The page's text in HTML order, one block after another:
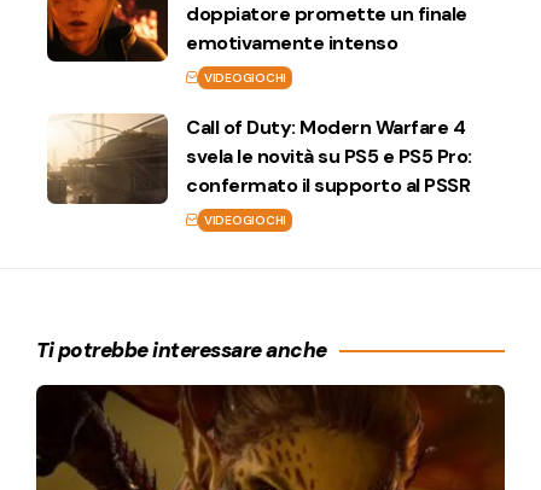
doppiatore promette un finale
emotivamente intenso
VIDEOGIOCHI
Call of Duty: Modern Warfare 4
svela le novità su PS5 e PS5 Pro:
confermato il supporto al PSSR
VIDEOGIOCHI
Ti potrebbe interessare anche